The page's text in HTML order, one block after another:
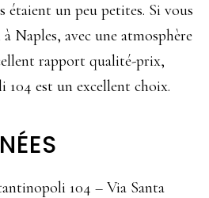
étaient un peu petites. Si vous
Naples, avec une atmosphère
rapport qualité-prix,
est un excellent choix.
104 – Via Santa